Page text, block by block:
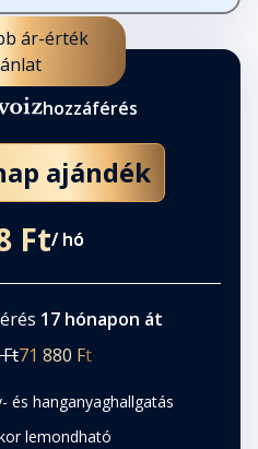
ár-érték
hozzáférés
ajándék
Ft/ hó
17 hónapon át
71 880 Ft
és hanganyaghallgatás
lemondható